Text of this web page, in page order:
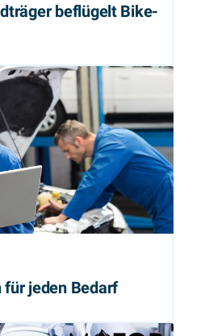
beflügelt Bike-
jeden Bedarf